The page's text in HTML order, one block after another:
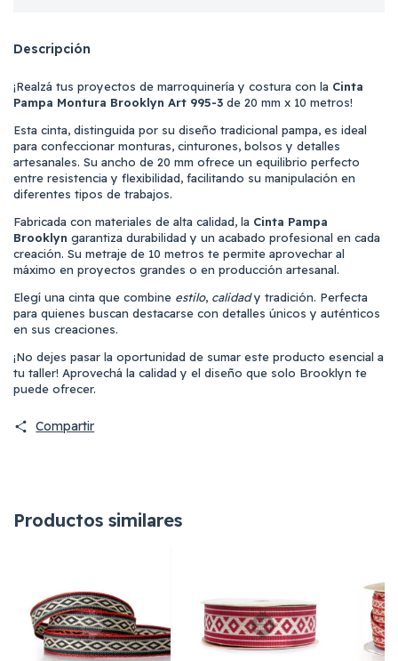
Descripción
¡Realzá tus proyectos de marroquinería y costura con la Cinta
Pampa Montura Brooklyn Art 995-3 de 20 mm x 10 metros!
Esta cinta, distinguida por su diseño tradicional pampa, es ideal
para confeccionar monturas, cinturones, bolsos y detalles
artesanales. Su ancho de 20 mm ofrece un equilibrio perfecto
entre resistencia y flexibilidad, facilitando su manipulación en
diferentes tipos de trabajos.
Fabricada con materiales de alta calidad, la Cinta Pampa
Brooklyn garantiza durabilidad y un acabado profesional en cada
creación. Su metraje de 10 metros te permite aprovechar al
máximo en proyectos grandes o en producción artesanal.
Elegí una cinta que combine estilo, calidady tradición. Perfecta
para quienes buscan destacarse con detalles únicos y auténticos
en sus creaciones.
¡No dejes pasar la oportunidad de sumar este producto esencial a
tu taller! Aprovechá la calidad y el diseño que solo Brooklyn te
puede ofrecer.
Compartir
Productos similares